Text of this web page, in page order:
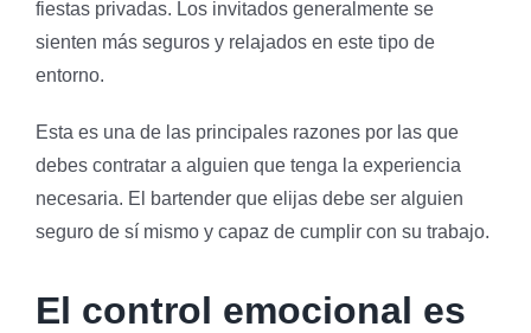
fiestas privadas. Los invitados generalmente se
sienten más seguros y relajados en este tipo de
entorno.
Esta es una de las principales razones por las que
debes contratar a alguien que tenga la experiencia
necesaria. El bartender que elijas debe ser alguien
seguro de sí mismo y capaz de cumplir con su trabajo.
El control emocional es